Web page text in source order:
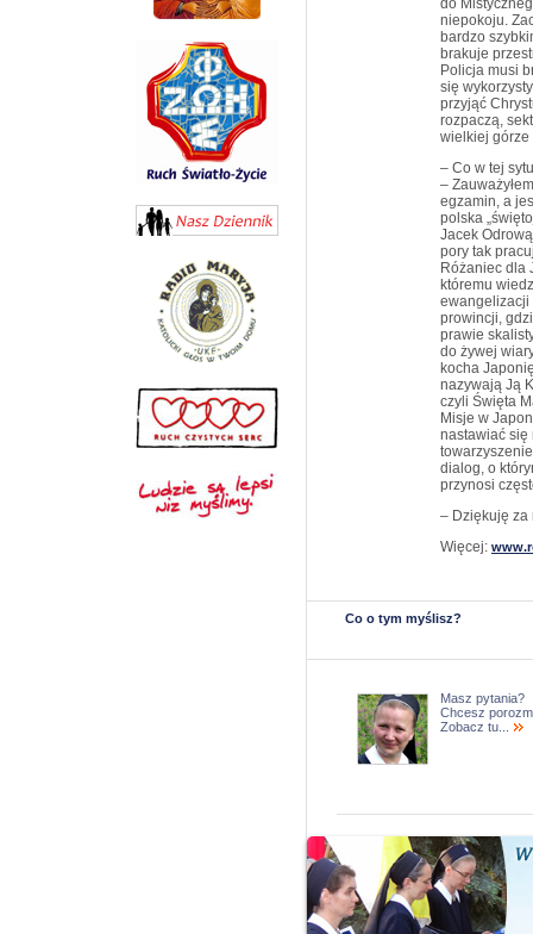
do
niepokoju.
bardzo
brakuje
Policja musi
się
przyjąć
rozpaczą,
wielkiej górze
– Co w tej
–
egzamin, a
polska
Jacek
pory tak
Różaniec dla
któremu
ewangelizacji
prowincji,
prawie
do żywej
kocha
nazywają Ją
czyli Święta
Misje w
nastawiać się
dialog, o
przynosi
– Dziękuję za
Więcej:
Co o tym myślisz?
Masz pytania?
Chcesz
Zobacz tu...